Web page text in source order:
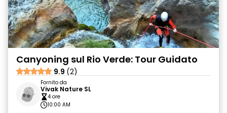
Canyoning sul Rio Verde: Tour Guidato
9.9 (2)
Fornito da
Vivak Nature SL
4 ore
10:00 AM